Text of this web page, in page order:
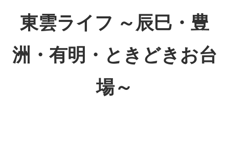
東雲ライフ ～辰巳・豊
洲・有明・ときどきお台
場～